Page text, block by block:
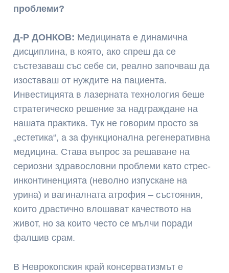
проблеми?
Д-Р ДОНКОВ: Медицината е динамична
дисциплина, в която, ако спреш да се
състезаваш със себе си, реално започваш да
изоставаш от нуждите на пациента.
Инвестицията в лазерната технология беше
стратегическо решение за надграждане на
нашата практика. Тук не говорим просто за
„естетика“, а за функционална регенеративна
медицина. Става въпрос за решаване на
сериозни здравословни проблеми като стрес-
инконтиненцията (неволно изпускане на
урина) и вагиналната атрофия – състояния,
които драстично влошават качеството на
живот, но за които често се мълчи поради
фалшив срам.
В Неврокопския край консерватизмът е